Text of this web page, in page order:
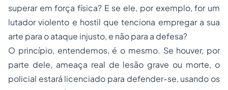
superar em força física? E se ele, por exemplo, for um
lutador violento e hostil que tenciona empregar a sua
arte para o ataque injusto, e não para a defesa?
O princípio, entendemos, é o mesmo. Se houver, por
parte dele, ameaça real de lesão grave ou morte, o
policial estará licenciado para defender-se, usando os